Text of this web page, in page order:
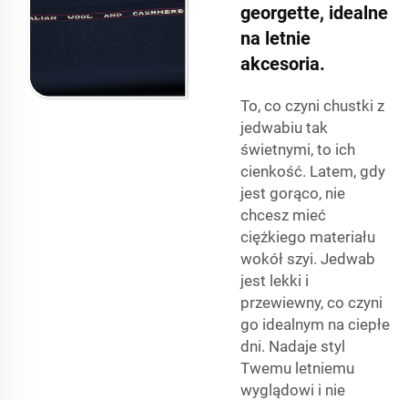
georgette, idealne
na letnie
akcesoria.
To, co czyni chustki z
jedwabiu tak
świetnymi, to ich
cienkość. Latem, gdy
jest gorąco, nie
chcesz mieć
ciężkiego materiału
wokół szyi. Jedwab
jest lekki i
przewiewny, co czyni
go idealnym na ciepłe
dni. Nadaje styl
Twemu letniemu
wyglądowi i nie